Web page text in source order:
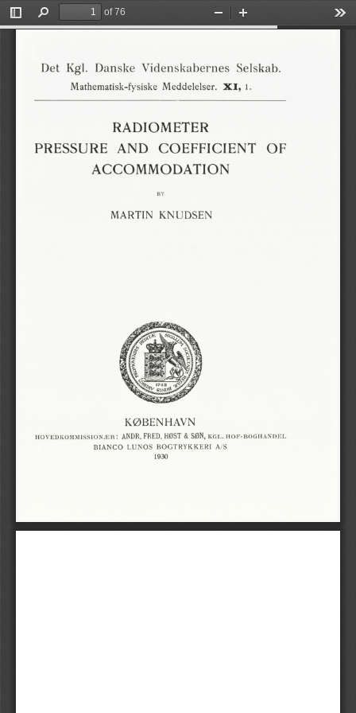
Toggle
Sidebar
Find
of 76
Zoom
Out
In
Det Kgl. Danske Videnskabernes Selskab.
Mathematisk-fysiske Meddelelser. XI, 1.
RADIOMETER
PRESSURE
AND COEFFICIENT
OF
ACCOMMODATION
BY
MARTIN KNUDSEN
KØBENHAVN
hovedkommissionær: ÆNDR. FRED. HØST & SØN, kgl. hof-boghandel
BIANCO LUNOS BOGTRYKKERI A/S
1930